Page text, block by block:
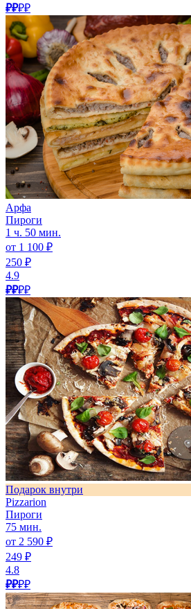
₽₽₽₽
Арфа
Пироги
1 ч. 50 мин.
от 1 100 ₽
250 ₽
4.9
₽₽₽₽
Подарок внутри
Pizzarion
Пироги
75 мин.
от 2 590 ₽
249 ₽
4.8
₽₽₽₽